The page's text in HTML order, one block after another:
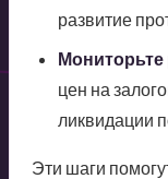
развитие
цен на
ликвидации
Эти шаги